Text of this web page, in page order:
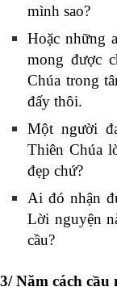
mình sao?
Hoặc những
mong được
Chúa trong
đấy thôi.
Một người
Thiên Chúa
đẹp chứ?
Ai đó nhận
Lời nguyện
cầu?
​3/ Năm cách cầu